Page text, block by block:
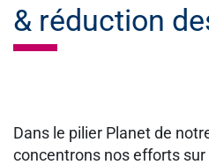
& réduction
Dans le pilier Planet de
concentrons nos efforts sur